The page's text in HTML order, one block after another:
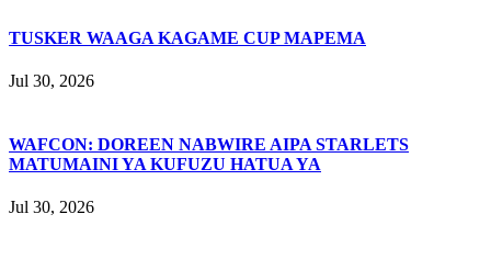
TUSKER WAAGA KAGAME CUP MAPEMA
Jul 30, 2026
WAFCON: DOREEN NABWIRE AIPA STARLETS
MATUMAINI YA KUFUZU HATUA YA
Jul 30, 2026